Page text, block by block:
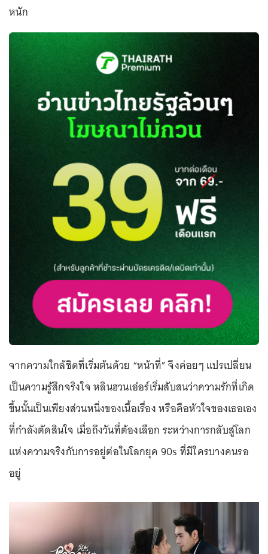
หนัก
จากความใกล้ชิดที่เริ่มต้นด้วย “หน้าที่” จึงค่อยๆ แปรเปลี่ยน
เป็นความรู้สึกจริงใจ หลินฮวนเอ๋อร์เริ่มสับสนว่าความรักที่เกิด
ขึ้นนั้นเป็นเพียงส่วนหนึ่งของเนื้อเรื่อง หรือคือหัวใจของเธอเอง
ที่กำลังตัดสินใจ เมื่อถึงวันที่ต้องเลือก ระหว่างการกลับสู่โลก
แห่งความจริงกับการอยู่ต่อในโลกยุค 90s ที่มีใครบางคนรอ
อยู่